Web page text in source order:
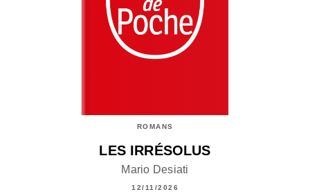
ROMANS
LES IRRÉSOLUS
Mario Desiati
12/11/2026